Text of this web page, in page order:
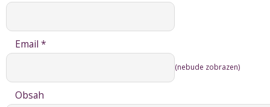
Email *
(nebude zobrazen)
Obsah